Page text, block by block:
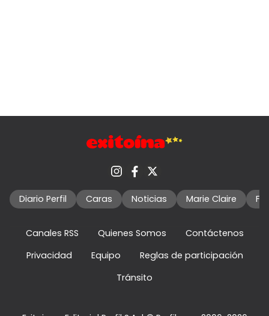
Diario Perfil Caras Noticias Marie Claire
Canales RSS Quienes Somos
Contáctenos
Privacidad
Equipo
Reglas de participación
Tránsito